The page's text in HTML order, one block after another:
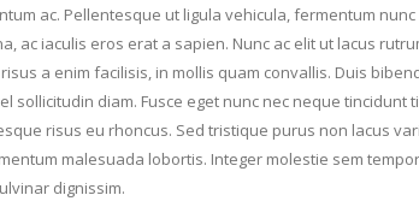
ac. Pellentesque ut ligula vehicula, fermentum nunc
ac iaculis eros erat a sapien. Nunc ac elit ut lacus
a enim facilisis, in mollis quam convallis. Duis
diam. Fusce eget nunc nec neque tincidunt
risus eu rhoncus. Sed tristique purus non lacus
malesuada lobortis. Integer molestie sem
dignissim.